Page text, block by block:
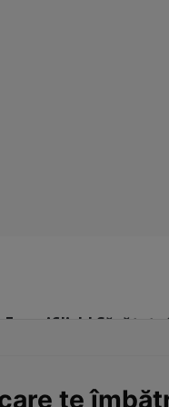
FemeiClick! Sănătate
te